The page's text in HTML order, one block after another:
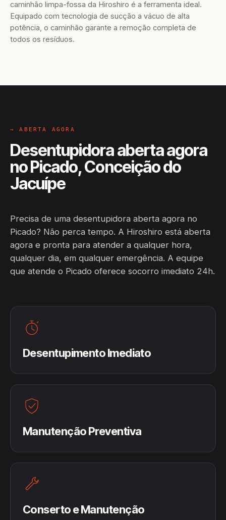
caminhão limpa-fossa da Hiroshiro é a ferramenta ideal.
Equipado com tecnologia de sucção a vácuo de alta
potência, o caminhão garante a remoção completa de
todos os resíduos.
→ ABERTA AGORA
Desentupidora aberta agora
no Picado, Conceição do
Jacuípe
Precisa de uma desentupidora aberta agora no
Picado? Não perca tempo. A Hiroshiro está aberta
agora e pronta para atender a qualquer hora,
qualquer dia, em qualquer emergência. A equipe
que atende o Picado oferece socorro imediato 24h.
Desentupimento Imediato
Manutenção Preventiva
Conserto e Manutenção